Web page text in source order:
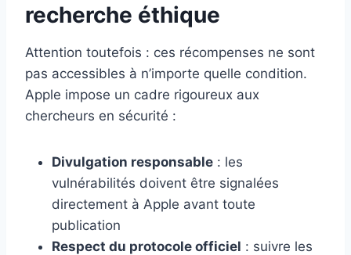
recherche éthique
Attention toutefois : ces récompenses ne sont
pas accessibles à n’importe quelle condition.
Apple impose un cadre rigoureux aux
chercheurs en sécurité :
Divulgation responsable : les
vulnérabilités doivent être signalées
directement à Apple avant toute
publication
Respect du protocole officiel : suivre les